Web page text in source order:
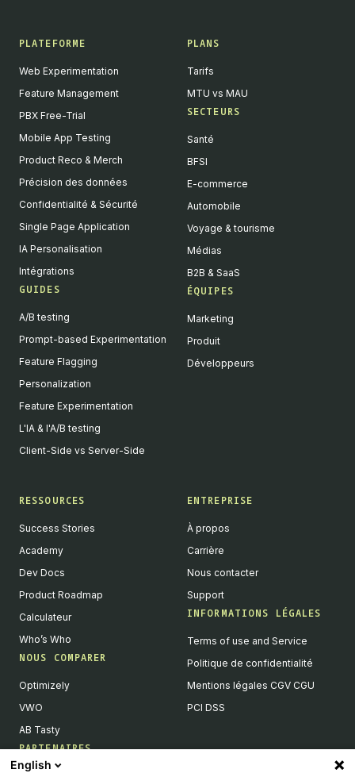
PLATEFORME
Web Experimentation
Feature Management
PBX Free-Trial
Mobile App Testing
Product Reco & Merch
Précision des données
Confidentialité & Sécurité
Single Page Application
IA Personalisation
Intégrations
GUIDES
A/B testing
Prompt-based Experimentation
Feature Flagging
Personalization
Feature Experimentation
L'IA & l'A/B testing
Client-Side vs Server-Side
PLANS
Tarifs
MTU vs MAU
SECTEURS
Santé
BFSI
E-commerce
Automobile
Voyage & tourisme
Médias
B2B & SaaS
ÉQUIPES
Marketing
Produit
Développeurs
RESSOURCES
Success Stories
Academy
Dev Docs
Product Roadmap
Calculateur
Who’s Who
NOUS COMPARER
Optimizely
VWO
AB Tasty
PARTENAIRES
ENTREPRISE
À propos
Carrière
Nous contacter
Support
INFORMATIONS LÉGALES
Terms of use and Service
Politique de confidentialité
Mentions légales CGV CGU
PCI DSS
English